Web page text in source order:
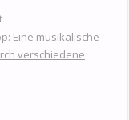
Eine musikalische
verschiedene